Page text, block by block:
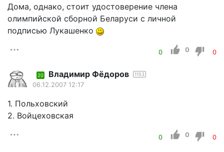
Дома, однако, стоит удостоверение члена
олимпийской сборной Беларуси с личной
подписью Лукашенко
0 0 0
20 Владимир Фёдоров 1153
06.12.2007 12:17
1. Польховский
2. Войцеховская
0 0 0